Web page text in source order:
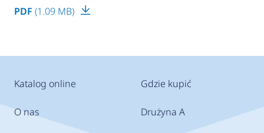
PDF (1.09 MB)
Katalog online
O nas
Gdzie kupić
Drużyna A